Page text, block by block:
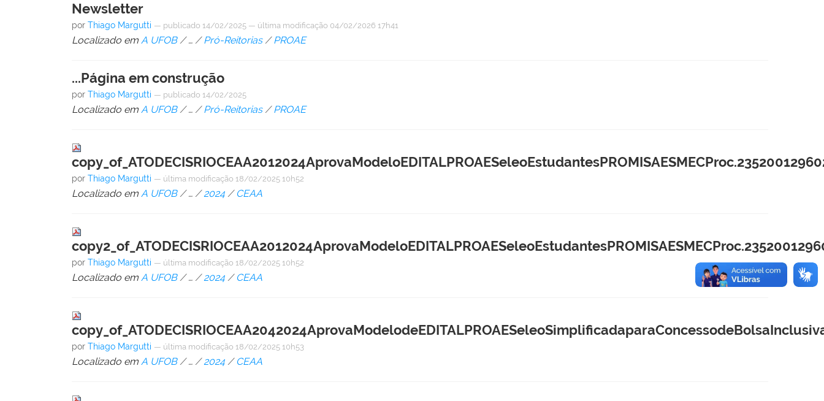
Newsletter
porThiago Margutti — publicado 14/02/2025 — última modificação 04/02/2026 17h41
Localizado em A UFOB /…/Pró-Reitorias /PROAE
...Página em construção
porThiago Margutti — publicado 14/02/2025
Localizado em A UFOB /…/Pró-Reitorias /PROAE
porThiago Margutti — última modificação 18/02/2025 10h52
Localizado em A UFOB /…/2024 / CEAA
porThiago Margutti — última modificação 18/02/2025 10h52
Localizado em A UFOB /…/2024 / CEAA
porThiago Margutti — última modificação 18/02/2025 10h53
Localizado em A UFOB /…/2024 / CEAA